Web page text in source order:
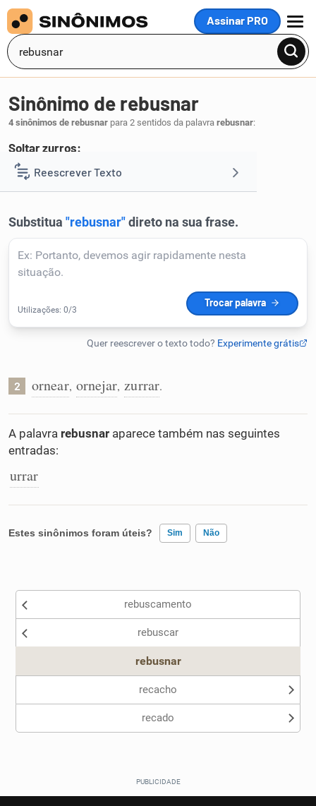
Assinar PRO
MENU
Reescrever Texto
Corrigir Texto
Humanizador de IA
Conexões
Caça-palavras
Sinônimo de rebusnar
4 sinônimos de rebusnar para 2 sentidos da palavra rebusnar:
Soltar zurros:
1 zurrar.
2 ornear, ornejar, zurrar.
A palavra rebusnar aparece também nas seguintes
entradas:
urrar
Estes sinônimos foram úteis? Sim Não
Nenhum dos sinônimos apresentados me ajudou
rebuscamento
rebuscar
rebusnar
recacho
recado